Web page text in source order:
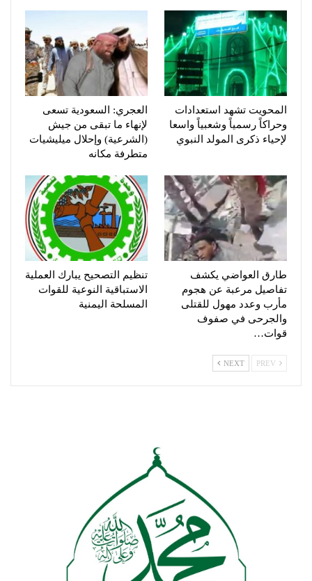
المحويت تشهد استعدادات
وحراكاً رسمياً وشعبياً واسعا
لإحياء ذكرى المولد النبوي
العجري: السعودية تسعى
لإنهاء ما تبقى من جيش
(الشرعية) وإحلال ميليشيات
متطرفة مكانه
طارق العواضي يكشف
تفاصيل مرعبة عن هجوم
مأرب وعدد مهول للقتلى
والجرحى في صفوف
قوات…
تنظيم التصحيح يبارك العملية
الاستباقية النوعية للقوات
المسلحة اليمنية
NEXT